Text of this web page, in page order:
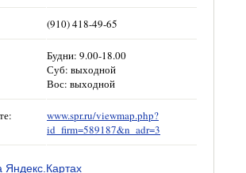
(910) 418-49-65
Будни: 9.00-18.00
Суб: выходной
Вос: выходной
www.spr.ru/viewmap.php?
id_firm=589187&n_adr=3
Яндекс.Картах